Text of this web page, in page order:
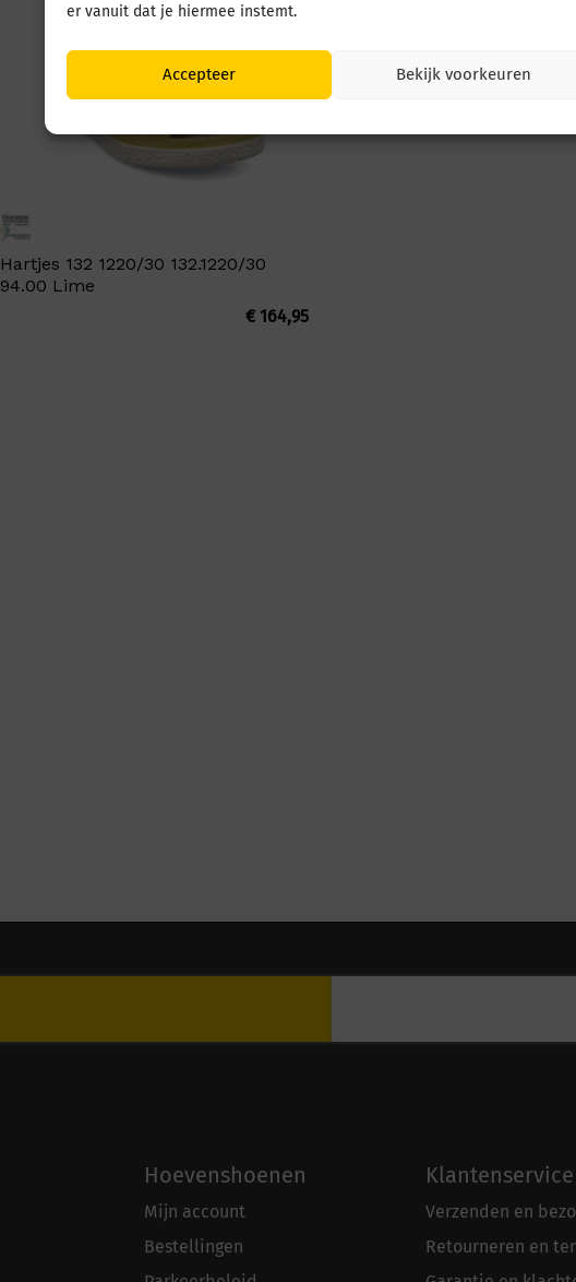
er vanuit dat je hiermee instemt.
Accepteer Bekijk voorkeuren
Hartjes 132 1220/30 132.1220/30
94.00 Lime
€164,95
Hoevenshoenen
Mijn account
Bestellingen
Klantenservice
Verzenden en
Retourneren en